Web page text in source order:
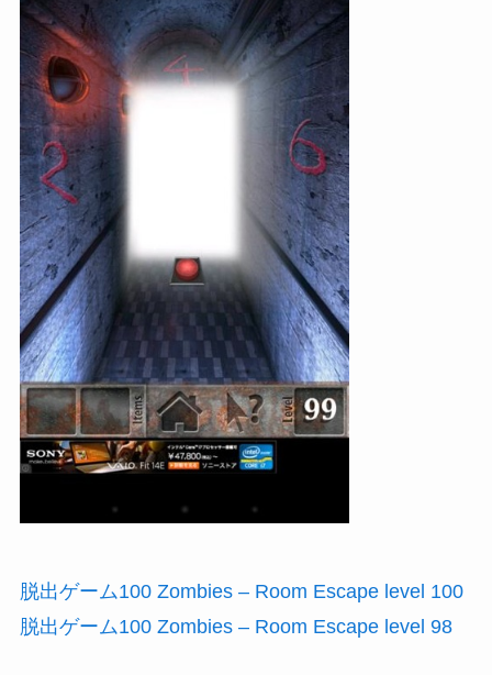
脱出ゲーム100 Zombies – Room Escape level 100
脱出ゲーム100 Zombies – Room Escape level 98